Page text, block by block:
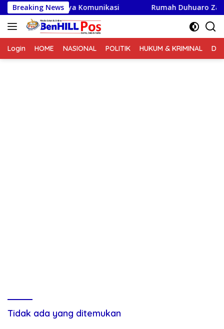
Langsung
ke
konten
Breaking News
Pentingnya Komunikasi Rumah Duhuaro Zalukhu
Login HOME NASIONAL POLITIK HUKUM & KRIMINAL
Tidak ada yang ditemukan